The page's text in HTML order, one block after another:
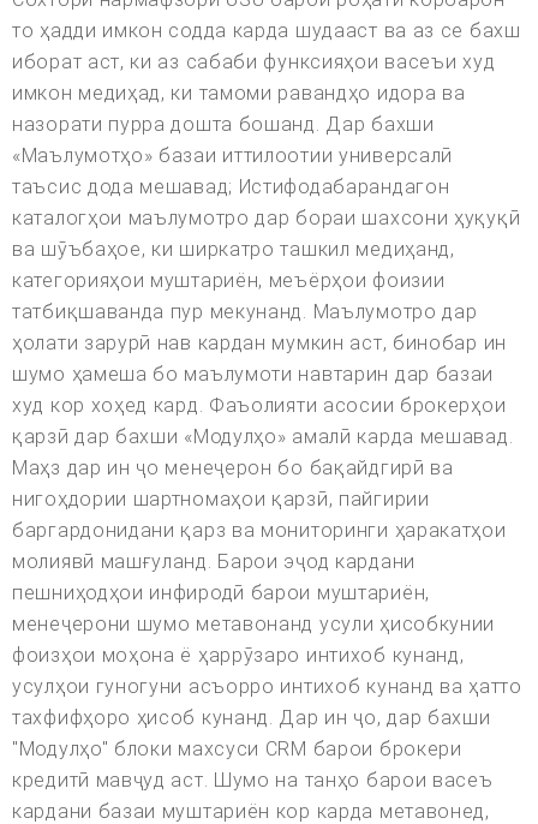
то ҳадди имкон содда карда шудааст ва аз се бахш
иборат аст, ки аз сабаби функсияҳои васеъи худ
имкон медиҳад, ки тамоми равандҳо идора ва
назорати пурра дошта бошанд. Дар бахши
«Маълумотҳо» базаи иттилоотии универсалӣ
таъсис дода мешавад; Истифодабарандагон
каталогҳои маълумотро дар бораи шахсони ҳуқуқӣ
ва шӯъбаҳое, ки ширкатро ташкил медиҳанд,
категорияҳои муштариён, меъёрҳои фоизии
татбиқшаванда пур мекунанд. Маълумотро дар
ҳолати зарурӣ нав кардан мумкин аст, бинобар ин
шумо ҳамеша бо маълумоти навтарин дар базаи
худ кор хоҳед кард. Фаъолияти асосии брокерҳои
қарзӣ дар бахши «Модулҳо» амалӣ карда мешавад.
Маҳз дар ин ҷо менеҷерон бо бақайдгирӣ ва
нигоҳдории шартномаҳои қарзӣ, пайгирии
баргардонидани қарз ва мониторинги ҳаракатҳои
молиявӣ машғуланд. Барои эҷод кардани
пешниҳодҳои инфиродӣ барои муштариён,
менеҷерони шумо метавонанд усули ҳисобкунии
фоизҳои моҳона ё ҳаррӯзаро интихоб кунанд,
усулҳои гуногуни асъорро интихоб кунанд ва ҳатто
тахфифҳоро ҳисоб кунанд. Дар ин ҷо, дар бахши
"Модулҳо" блоки махсуси CRM барои брокери
кредитӣ мавҷуд аст. Шумо на танҳо барои васеъ
кардани базаи муштариён кор карда метавонед,